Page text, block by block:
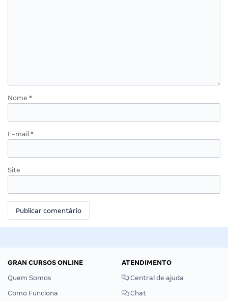
Nome *
E-mail *
Site
GRAN CURSOS ONLINE
Quem Somos
Como Funciona
ATENDIMENTO
Central de ajuda
Chat